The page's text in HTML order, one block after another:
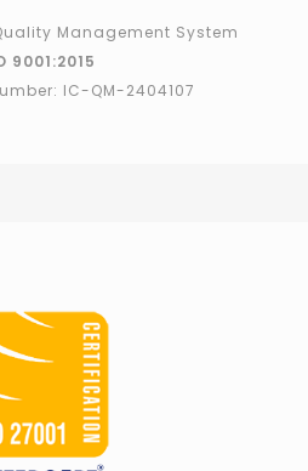
Management System
9001:2015
IC-QM-2404107